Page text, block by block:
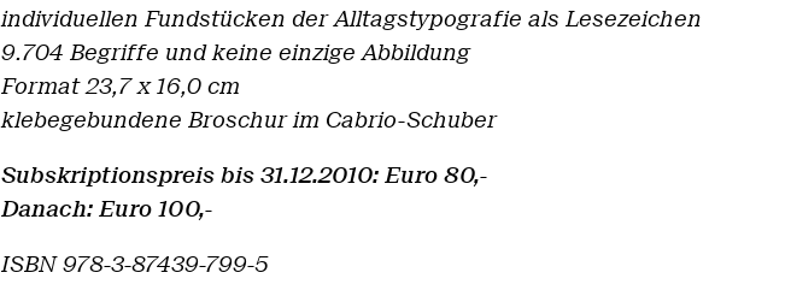
individuellen Fundstücken der Alltagstypografie als Lesezeichen
9.704 Begriffe und keine einzige Abbildung
Format 23,7 x 16,0 cm
klebegebundene Broschur im Cabrio-Schuber
Subskriptionspreis bis 31.12.2010: Euro 80,-
Danach: Euro 100,-
ISBN 978-3-87439-799-5